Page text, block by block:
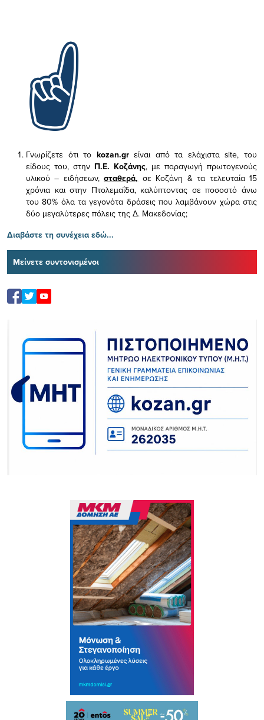
Γνωρίζετε ότι το kozan.gr είναι από τα ελάχισταsite, του
είδους του, στην Π.Ε. Κοζάνης, με παραγωγή πρωτογενούς
υλικού – ειδήσεων,σταθερά, σε Κοζάνη & τα τελευταία 15
χρόνια και στην Πτολεμαΐδα, καλύπτοντας σε ποσοστό άνω
του 80% όλα τα γεγονότα δράσεις που λαμβάνουν χώρα στις
δύο μεγαλύτερες πόλεις της Δ. Μακεδονίας;
Διαβάστε τη συνέχεια εδώ...
Μείνετε συντονισμένοι